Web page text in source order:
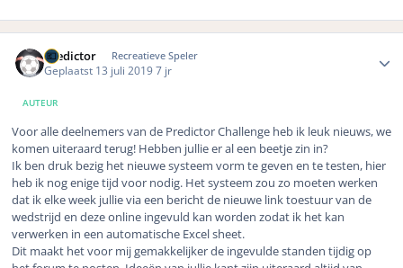
Predictor Recreatieve Speler
Geplaatst 13 juli 20197 jr
AUTEUR
Voor alle deelnemers van de Predictor Challenge heb ik leuk nieuws, we
komen uiteraard terug! Hebben jullie er al een beetje zin in?
Ik ben druk bezig het nieuwe systeem vorm te geven en te testen, hier
heb ik nog enige tijd voor nodig. Het systeem zou zo moeten werken
dat ik elke week jullie via een bericht de nieuwe link toestuur van de
wedstrijd en deze online ingevuld kan worden zodat ik het kan
verwerken in een automatische Excel sheet.
Dit maakt het voor mij gemakkelijker de ingevulde standen tijdig op